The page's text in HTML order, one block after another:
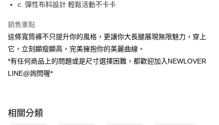
運送方式
貨到付款
每筆NT$60，滿NT$1,599(含以上)免運費
全家(信用卡、多元支付)
每筆NT$60，滿NT$1,599(含以上)免運費
c. 彈性布料設計 輕鬆活動不卡卡
銷售重點
這條寬筒褲不只提升你的風格，更讓你大長腿展現無限魅力，穿上
它，立刻顯瘦顯高，完美擁抱你的美麗曲線。
*有任何商品上的問題或是尺寸選擇困難，都歡迎加入NEWLOVER
LINE@詢問喔*
相關分類